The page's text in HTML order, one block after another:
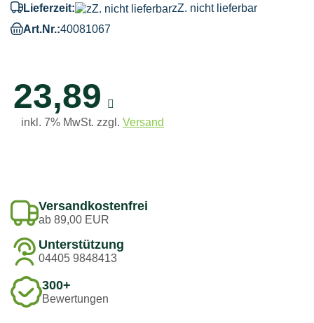
Lieferzeit:
zZ. nicht lieferbar
Art.Nr.:40081067
23,89
inkl. 7% MwSt. zzgl. Versand
Versandkostenfrei
ab 89,00 EUR
Unterstützung
04405 9848413
300+
Bewertungen